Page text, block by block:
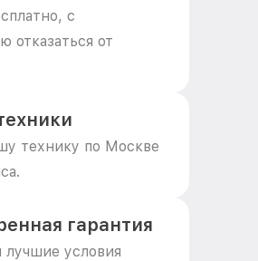
с
отказаться от
технику по Москве
гарантия
условия